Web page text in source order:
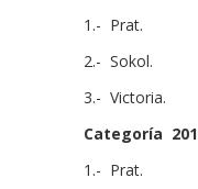
1.- Prat.
2.- Sokol.
3.- Victoria.
Categoría
1.- Prat.